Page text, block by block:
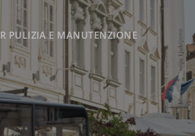
PULIZIA E MANUTENZIONE